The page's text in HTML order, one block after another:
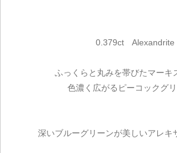
0.379ct Alexandrite
ふっくらと丸みを帯びたマーキ
色濃く広がるピーコックグリ
深いブルーグリーンが美しいアレキ